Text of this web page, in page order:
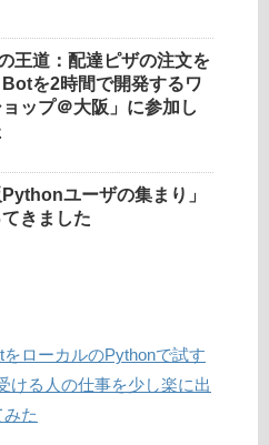
王道：配達ピザの注文を
Botを2時間で開発するワ
ップ＠大阪」に参加し
Pythonユーザの集まり」
きました
をローカルのPythonで試す
ける人の仕事を少し楽に出
た